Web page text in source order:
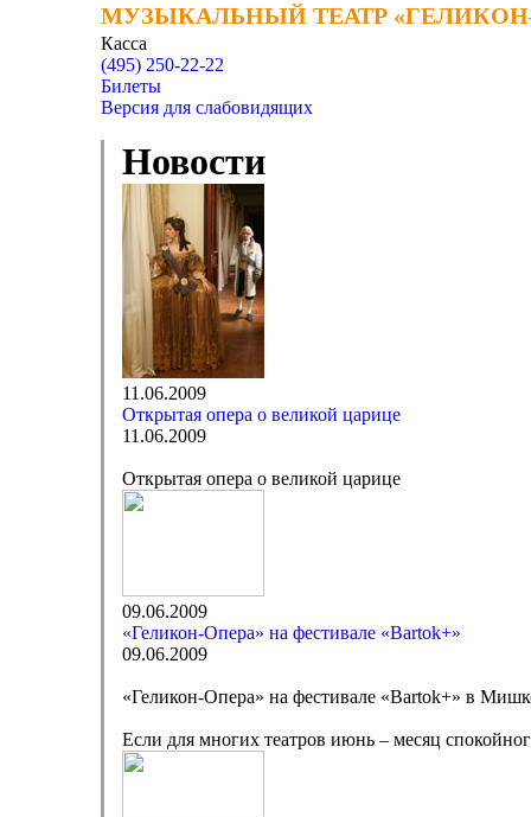
МУЗЫКАЛЬНЫЙ ТЕАТР
МУЗЫКАЛЬНЫЙ ТЕАТР
Касса
(495) 250-22-22
Билеты
Версия для слабовидящих
Новости
11.06.2009
Открытая опера о великой царице
11.06.2009
Открытая опера о великой царице
09.06.2009
«Геликон-Опера» на фестивале «Bartok+»
09.06.2009
«Геликон-Опера» на фестивале «Bartok+» в
Если для многих театров июнь – месяц